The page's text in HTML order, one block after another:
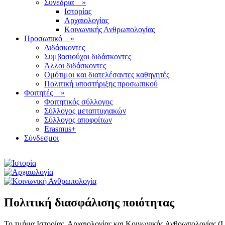
Συνέδρια »
Ιστορίας
Αρχαιολογίας
Κοινωνικής Ανθρωπολογίας
Προσωπικό »
Διδάσκοντες
Συμβασιούχοι διδάσκοντες
Άλλοι διδάσκοντες
Ομότιμοι και διατελέσαντες καθηγητές
Πολιτική υποστήριξης προσωπικού
Φοιτητές »
Φοιτητικός σύλλογος
Σύλλογος μεταπτυχιακών
Σύλλογος αποφοίτων
Erasmus+
Σύνδεσμοι
Πολιτική διασφάλισης ποιότητας